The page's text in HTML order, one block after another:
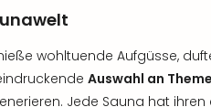
wohltuende Aufgüsse,
Auswahl an
Jede Sauna hat